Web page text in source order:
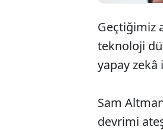
Geçtiğimiz
teknoloji
yapay zekâ
Sam
devrimi